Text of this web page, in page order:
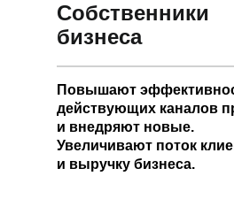
Собственники
бизнеса
Повышают
действующих каналов
и внедряют новые.
Увеличивают поток
и выручку бизнеса.